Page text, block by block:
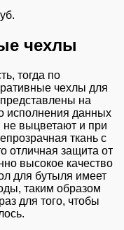
чехлы
тогда по
чехлы для
на
исполнения данных
не выцветают и при
ткань с
отличная защита от
высокое качество
для бутыля имеет
таким образом
для того, чтобы